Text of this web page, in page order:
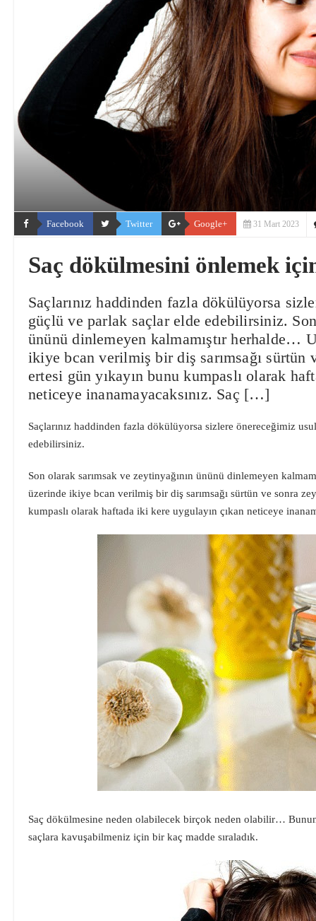
Facebook Twitter Google+ 31 Mart 2023
Saç dökülmesini önlemek
Saçlarınız haddinden fazla dökülüyorsa
güçlü ve parlak saçlar elde edebilirsiniz.
ününü dinlemeyen kalmamıştır herhalde…
ikiye bcan verilmiş bir diş sarımsağı sürtün
ertesi gün yıkayın bunu kumpaslı olarak
neticeye inanamayacaksınız. Saç […]
Saçlarınız haddinden fazla dökülüyorsa sizlere önereceğimiz
edebilirsiniz.
Son olarak sarımsak ve zeytinyağının ününü dinlemeyen
üzerinde ikiye bcan verilmiş bir diş sarımsağı sürtün ve sonra
kumpaslı olarak haftada iki kere uygulayın çıkan neticeye
Saç dökülmesine neden olabilecek birçok neden olabilir…
saçlara kavuşabilmeniz için bir kaç madde sıraladık.